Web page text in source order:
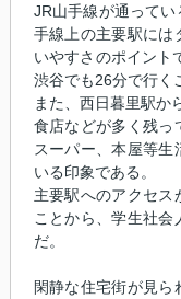
JR山手線が通って
手線上の主要駅には
いやすさのポイント
渋谷でも26分で行く
また、西日暮里駅か
食店などが多く残っ
スーパー、本屋等
いる印象である。
主要駅へのアクセス
ことから、学生社
だ。
閑静な住宅街が見ら